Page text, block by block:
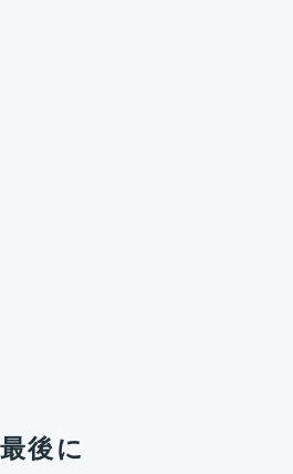
最後に